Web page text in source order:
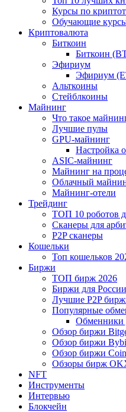
Курсы по
Обучающие
Криптовалюта
Биткоин
Биткоин
Эфириум
Эфириум
Альткоины
Стейблкоины
Майнинг
Что такое
Лучшие пулы
GPU-майнинг
Настройка
ASIC-майнинг
Майнинг на
Облачный
Майнинг-отели
Трейдинг
ТОП 10 роботов
Сканеры для
P2P сканеры
Кошельки
Топ кошельков
Биржи
ТОП бирж 2026
Биржи для России
Лучшие P2P
Популярные
Обменники
Обзор биржи
Обзор биржи
Обзор биржи
Обзоры бирж
NFT
Инструменты
Интервью
Блокчейн